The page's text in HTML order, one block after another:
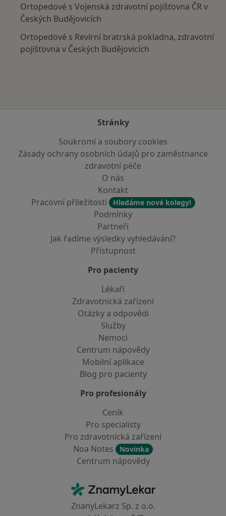
Ortopedové s Vojenská zdravotní pojišťovna ČR v
Českých Budějovicích
Ortopedové s Revírní bratrská pokladna, zdravotní
pojišťovna v Českých Budějovicích
Stránky
Soukromí a soubory cookies
Zásady ochrany osobních údajů pro zaměstnance
zdravotní péče
O nás
Kontakt
Pracovní příležitosti
Hledáme nové kolegy!
Podmínky
Partneři
Jak řadíme výsledky vyhledávání?
Přístupnost
Pro pacienty
Lékaři
Zdravotnická zařízení
Otázky a odpovědi
Služby
Nemoci
Centrum nápovědy
Mobilní aplikace
Blog pro pacienty
Pro profesionály
Ceník
Pro specialisty
Pro zdravotnická zařízení
Noa Notes
Novinka
Centrum nápovědy
ZnamyLekar - Hlavní stránka
ZnanyLekarz Sp. z o.o.